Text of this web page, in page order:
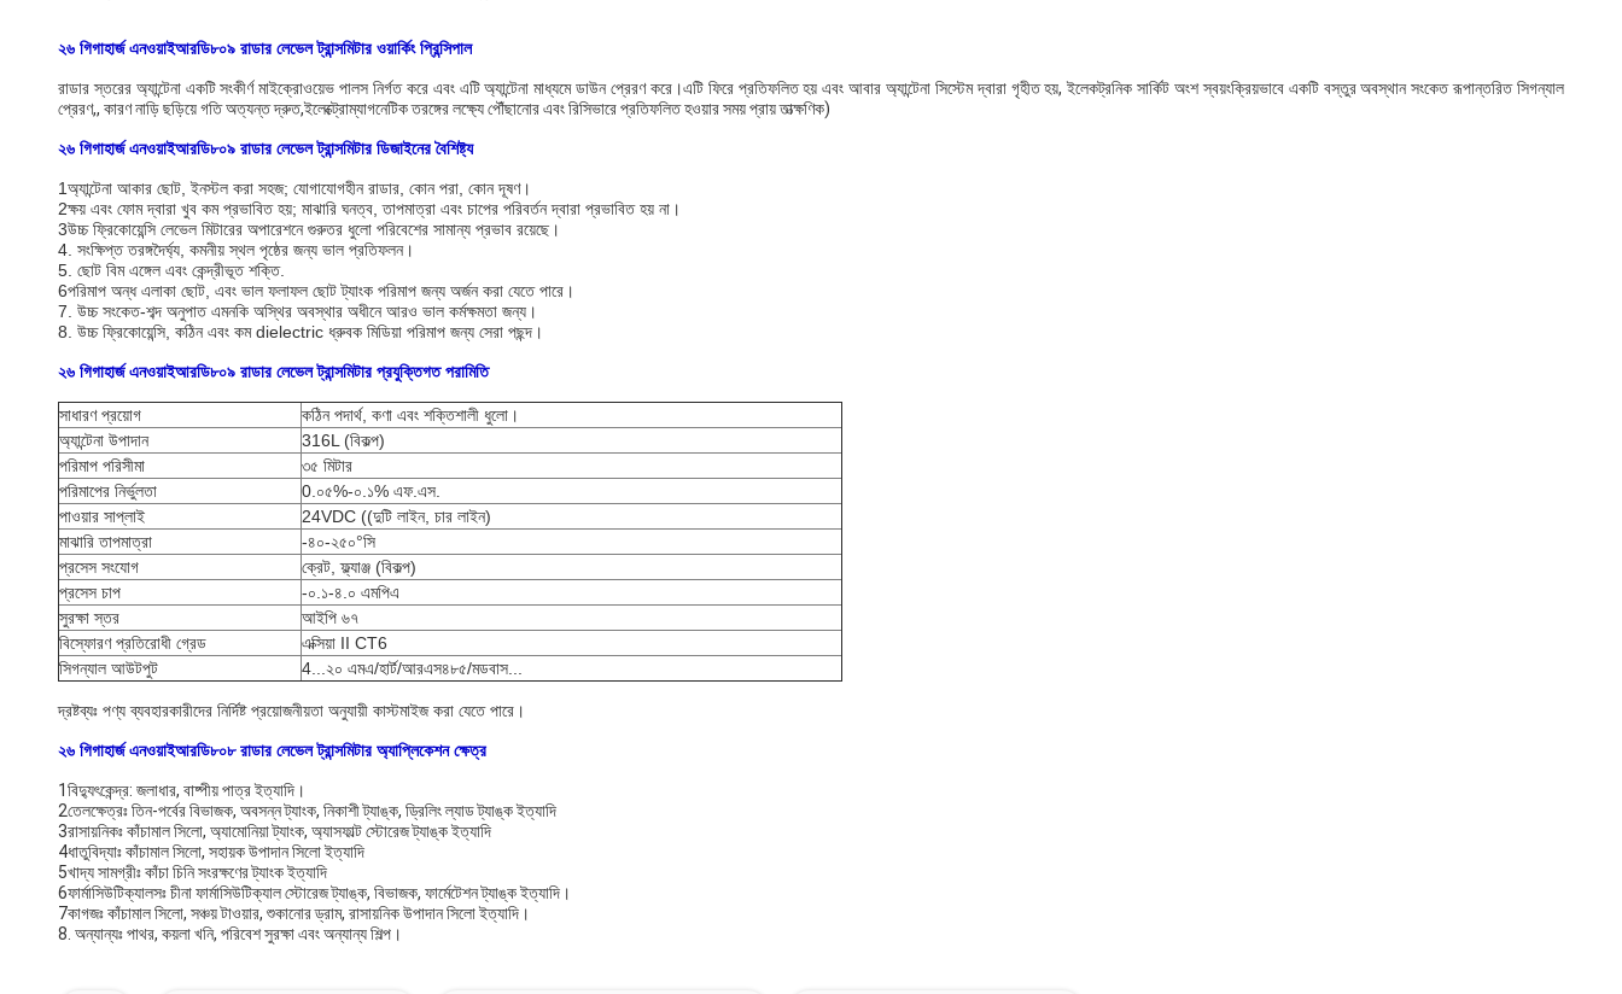
২৬ গিগাহার্জ এনওয়াইআরডি৮০৯ রাডার লেভেল ট্রান্সমিটার ওয়ার্কিং প্রিন্সিপাল
রাডার স্তরের অ্যান্টেনা একটি সংকীর্ণ মাইক্রোওয়েভ পালস নির্গত করে এবং এটি অ্যান্টেনা মাধ্যমে ডাউন প্রেরণ করে।এটি ফিরে প্রতিফলিত হয় এবং আবার অ্যান্টেনা সিস্টেম দ্বারা গৃহীত হয়, ইলেকট্রনিক সার্কিট অংশ স্বয়ংক্রিয়ভাবে একটি বস্তুর অবস্থান সংকেত রূপান্তরিত সিগন্যাল
প্রেরণ,, কারণ নাড়ি ছড়িয়ে গতি অত্যন্ত দ্রুত,ইলেক্ট্রোম্যাগনেটিক তরঙ্গের লক্ষ্যে পৌঁছানোর এবং রিসিভারে প্রতিফলিত হওয়ার সময় প্রায় তাত্ক্ষণিক)
২৬ গিগাহার্জ এনওয়াইআরডি৮০৯ রাডার লেভেল ট্রান্সমিটার ডিজাইনের বৈশিষ্ট্য
1অ্যান্টেনা আকার ছোট, ইনস্টল করা সহজ; যোগাযোগহীন রাডার, কোন পরা, কোন দূষণ।
2ক্ষয় এবং ফোম দ্বারা খুব কম প্রভাবিত হয়; মাঝারি ঘনত্ব, তাপমাত্রা এবং চাপের পরিবর্তন দ্বারা প্রভাবিত হয় না।
3উচ্চ ফ্রিকোয়েন্সি লেভেল মিটারের অপারেশনে গুরুতর ধুলো পরিবেশের সামান্য প্রভাব রয়েছে।
4. সংক্ষিপ্ত তরঙ্গদৈর্ঘ্য, কমনীয় স্থল পৃষ্ঠের জন্য ভাল প্রতিফলন।
5. ছোট বিম এঙ্গেল এবং কেন্দ্রীভূত শক্তি.
6পরিমাপ অন্ধ এলাকা ছোট, এবং ভাল ফলাফল ছোট ট্যাংক পরিমাপ জন্য অর্জন করা যেতে পারে।
7. উচ্চ সংকেত-শব্দ অনুপাত এমনকি অস্থির অবস্থার অধীনে আরও ভাল কর্মক্ষমতা জন্য।
8. উচ্চ ফ্রিকোয়েন্সি, কঠিন এবং কম dielectric ধ্রুবক মিডিয়া পরিমাপ জন্য সেরা পছন্দ।
২৬ গিগাহার্জ এনওয়াইআরডি৮০৯ রাডার লেভেল ট্রান্সমিটার প্রযুক্তিগত পরামিতি
সাধারণ প্রয়োগ
কঠিন পদার্থ, কণা এবং শক্তিশালী ধুলো।
অ্যান্টেনা উপাদান
316L (বিকল্প)
পরিমাপ পরিসীমা
৩৫ মিটার
পরিমাপের নির্ভুলতা
0.০৫%-০.১% এফ.এস.
পাওয়ার সাপ্লাই
24VDC ((দুটি লাইন, চার লাইন)
মাঝারি তাপমাত্রা
-৪০-২৫০°সি
প্রসেস সংযোগ
ক্রেট, ফ্ল্যাঞ্জ (বিকল্প)
প্রসেস চাপ
-০.১-৪.০ এমপিএ
সুরক্ষা স্তর
আইপি ৬৭
বিস্ফোরণ প্রতিরোধী গ্রেড
এক্সিয়া II CT6
সিগন্যাল আউটপুট
4...২০ এমএ/হার্ট/আরএস৪৮৫/মডবাস...
দ্রষ্টব্যঃ পণ্য ব্যবহারকারীদের নির্দিষ্ট প্রয়োজনীয়তা অনুযায়ী কাস্টমাইজ করা যেতে পারে।
২৬ গিগাহার্জ এনওয়াইআরডি৮০৮ রাডার লেভেল ট্রান্সমিটার অ্যাপ্লিকেশন ক্ষেত্র
1বিদ্যুৎকেন্দ্র: জলাধার, বাষ্পীয় পাত্র ইত্যাদি।
2তেলক্ষেত্রঃ তিন-পর্বের বিভাজক, অবসন্ন ট্যাংক, নিকাশী ট্যাঙ্ক, ড্রিলিং ল্যাড ট্যাঙ্ক ইত্যাদি
3রাসায়নিকঃ কাঁচামাল সিলো, অ্যামোনিয়া ট্যাংক, অ্যাসফাল্ট স্টোরেজ ট্যাঙ্ক ইত্যাদি
4ধাতুবিদ্যাঃ কাঁচামাল সিলো, সহায়ক উপাদান সিলো ইত্যাদি
5খাদ্য সামগ্রীঃ কাঁচা চিনি সংরক্ষণের ট্যাংক ইত্যাদি
6ফার্মাসিউটিক্যালসঃ চীনা ফার্মাসিউটিক্যাল স্টোরেজ ট্যাঙ্ক, বিভাজক, ফার্মেটেশন ট্যাঙ্ক ইত্যাদি।
7কাগজঃ কাঁচামাল সিলো, সঞ্চয় টাওয়ার, শুকানোর ড্রাম, রাসায়নিক উপাদান সিলো ইত্যাদি।
8. অন্যান্যঃ পাথর, কয়লা খনি, পরিবেশ সুরক্ষা এবং অন্যান্য শিল্প।